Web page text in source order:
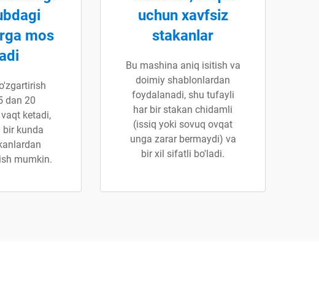
mos
dan 20
ketadi,
kunda
mumkin.
uchun xavfsiz
stakanlar
Bu mashina aniq isitish va
doimiy shablonlardan
foydalanadi, shu tufayli
har bir stakan chidamli
(issiq yoki sovuq ovqat
unga zarar bermaydi) va
bir xil sifatli bo'ladi.